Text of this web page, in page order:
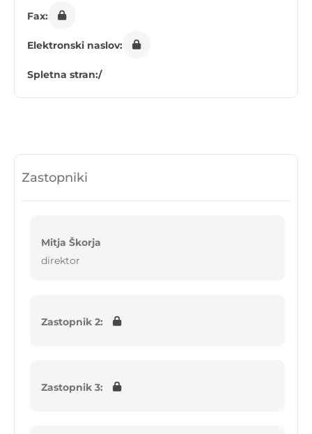
Fax:
Elektronski naslov:
Spletna stran:/
Zastopniki
Mitja Škorja
direktor
Zastopnik 2:
Zastopnik 3: